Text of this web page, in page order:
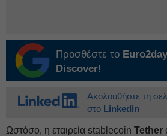
Προσθέστε το
Discover!
Ακολουθήστε τη
στο Linkedin
Ωστόσο, η εταιρεία stablecoin Tether